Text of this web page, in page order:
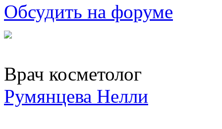
Обсудить на форуме
Врач косметолог
Румянцева Нелли